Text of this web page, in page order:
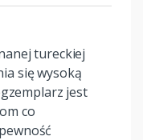
tureckiej
się wysoką
jest
co